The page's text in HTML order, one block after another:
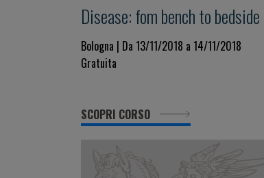
Disease: fom bench to bedside
Bologna | Da 13/11/2018 a 14/11/2018
Gratuita
SCOPRI CORSO